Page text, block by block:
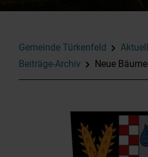
Gemeinde Türkenfeld
Beiträge-Archiv
Neue